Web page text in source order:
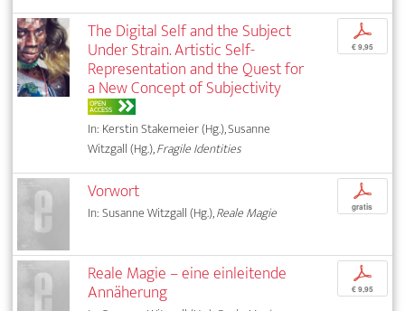
The Digital Self and the Subject
Under Strain. Artistic Self-
Representation and the Quest for
a New Concept of Subjectivity
OPEN
ACCESS
In: Kerstin Stakemeier (Hg.), Susanne
Witzgall (Hg.),Fragile Identities
p
€ 9,95
Vorwort
In: Susanne Witzgall (Hg.),Reale Magie
p
gratis
Reale Magie – eine einleitende
Annäherung
p
€ 9,95